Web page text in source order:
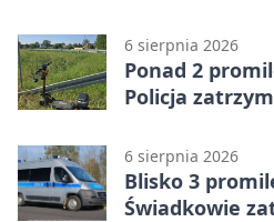
6 sierpnia 2026
Ponad 2
Policja
6 sierpnia 2026
Blisko 3
Świadkowie